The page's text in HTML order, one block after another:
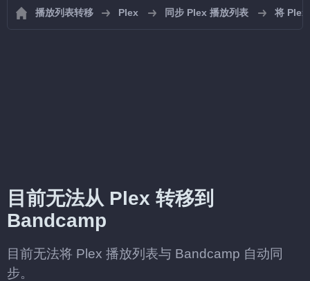
播放列表转移 Plex 同步 Plex 播放列表 将 Plex
目前无法从 Plex 转移到
Bandcamp
目前无法将 Plex 播放列表与 Bandcamp 自动同
步。